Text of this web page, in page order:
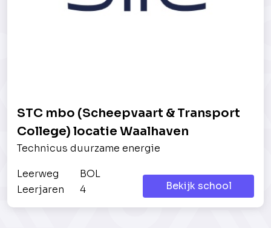
STC mbo (Scheepvaart & Transport
College) locatie Waalhaven
Technicus duurzame energie
Leerweg
BOL
Leerjaren
4 Bekijk school